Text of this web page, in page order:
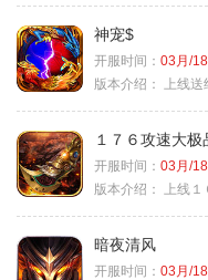
神宠$
开服时间： 03月/18
版本介绍：
上线送
１７６攻速大极
开服时间： 03月/18
版本介绍：
上线１
暗夜清风
开服时间： 03月/18